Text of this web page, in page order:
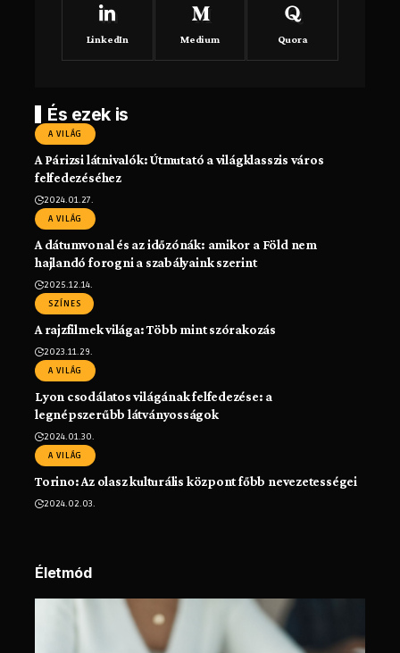
LinkedIn Medium Quora
És ezek is
A VILÁG
A Párizsi látnivalók: Útmutató a világklasszis város
felfedezéséhez
2024.01.27.
A VILÁG
A dátumvonal és az időzónák: amikor a Föld nem
hajlandó forogni a szabályaink szerint
2025.12.14.
SZÍNES
A rajzfilmek világa: Több mint szórakozás
2023.11.29.
A VILÁG
Lyon csodálatos világának felfedezése: a
legnépszerűbb látványosságok
2024.01.30.
A VILÁG
Torino: Az olasz kulturális központ főbb nevezetességei
2024.02.03.
Életmód